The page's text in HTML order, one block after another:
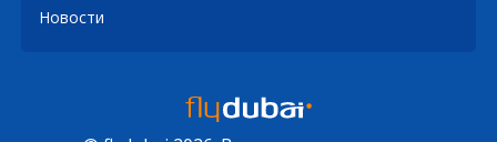
Новости